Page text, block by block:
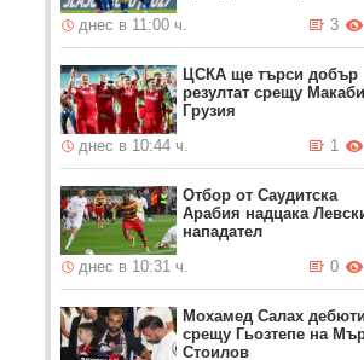
днес в 11:00 ч.
3
ЦСКА ще търси добър
резултат срещу
Грузия
днес в 10:44 ч.
1
Отбор от Саудитска
Арабия надцака
нападател
днес в 10:31 ч.
0
Мохамед Салах
срещу Гьозтепе на
Стоилов